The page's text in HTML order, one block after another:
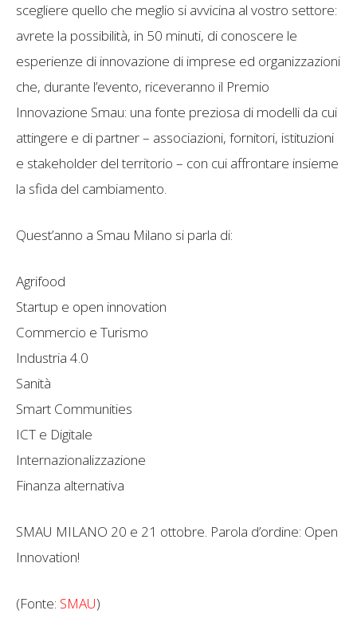
scegliere quello che meglio si avvicina al vostro settore:
avrete la possibilità, in 50 minuti, di conoscere le
esperienze di innovazione di imprese ed organizzazioni
che, durante l’evento, riceveranno il Premio
Innovazione Smau: una fonte preziosa di modelli da cui
attingere e di partner – associazioni, fornitori, istituzioni
e stakeholder del territorio – con cui affrontare insieme
la sfida del cambiamento.
Quest’anno a Smau Milano si parla di:
Agrifood
Startup e open innovation
Commercio e Turismo
Industria 4.0
Sanità
Smart Communities
ICT e Digitale
Internazionalizzazione
Finanza alternativa
SMAU MILANO 20 e 21 ottobre. Parola d’ordine: Open
Innovation!
(Fonte: SMAU)